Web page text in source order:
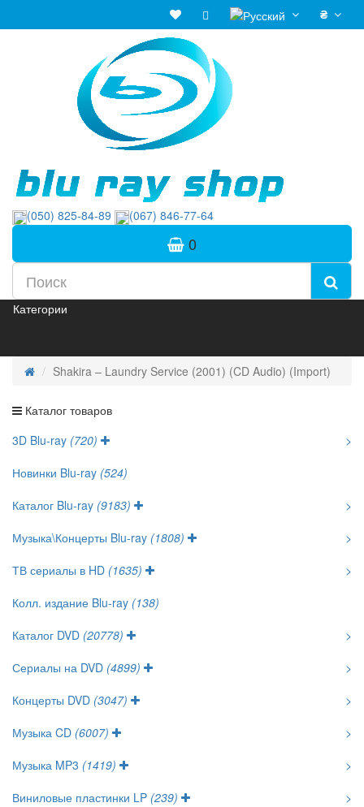
₴
(050) 825-84-89 (067) 846-77-64
0
Категории
Shakira – Laundry Service (2001) (CD Audio) (Import)
Каталог товаров
3D Blu-ray (720)
>
Новинки Blu-ray (524)
Каталог Blu-ray (9183)
>
Музыка\Концерты Blu-ray (1808)
>
ТВ сериалы в HD (1635)
>
Колл. издание Blu-ray (138)
Каталог DVD (20778)
>
Сериалы на DVD (4899)
>
Концерты DVD (3047)
>
Музыка CD (6007)
>
Музыка MP3 (1419)
>
Виниловые пластинки LP (239) >